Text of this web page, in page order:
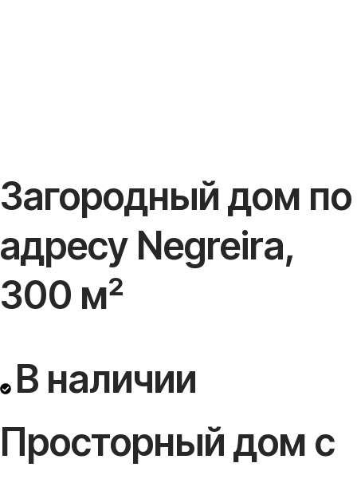
Загородный дом по
адресу Negreira,
300 м²
В наличии
Просторный дом с